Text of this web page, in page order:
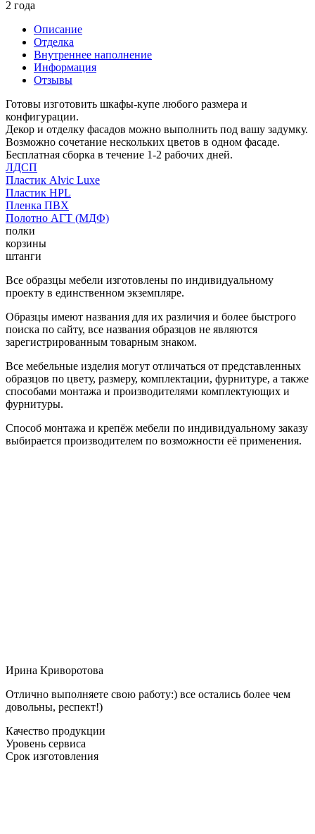
2 года
Описание
Отделка
Внутреннее наполнение
Информация
Отзывы
Готовы изготовить шкафы-купе любого размера и
конфигурации.
Декор и отделку фасадов можно выполнить под вашу задумку.
Возможно сочетание нескольких цветов в одном фасаде.
Бесплатная сборка в течение 1-2 рабочих дней.
ЛДСП
Пластик Alvic Luxe
Пластик HPL
Пленка ПВХ
Полотно АГТ (МДФ)
полки
корзины
штанги
Все образцы мебели изготовлены по индивидуальному
проекту в единственном экземпляре.
Образцы имеют названия для их различия и более быстрого
поиска по сайту, все названия образцов не являются
зарегистрированным товарным знаком.
Все мебельные изделия могут отличаться от представленных
образцов по цвету, размеру, комплектации, фурнитуре, а также
способами монтажа и производителями комплектующих и
фурнитуры.
Способ монтажа и крепёж мебели по индивидуальному заказу
выбирается производителем по возможности её применения.
Ирина Криворотова
Отлично выполняете свою работу:) все остались более чем
довольны, респект!)
Качество продукции
Уровень сервиса
Срок изготовления